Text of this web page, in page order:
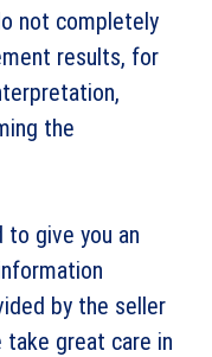
not completely
results, for
the
to give you an
by the seller
great care in